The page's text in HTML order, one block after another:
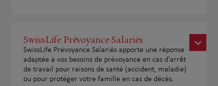
SwissLife Prévoyance Salariés
SwissLife Prévoyance Salariés apporte une réponse
adaptée à vos besoins de prévoyance en cas d'arrêt
de travail pour raisons de santé (accident, maladie)
ou pour protéger votre famille en cas de décès.